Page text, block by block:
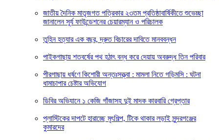
জাতীয় দৈনিক মাতৃজগত পত্রিকার ২৩তম প্রতিষ্ঠাবার্ষিকীতে শুভেচ্ছা
জানালেন সূর্য ফাউন্ডেশনের চেয়ারম্যান ও পরিচালক
তুহিন হত্যার এক বছর, দ্রুত বিচারের দাবিতে মানববন্ধন
পাইকগাছায় শতবর্ষের পথ হঠাৎ বন্ধ করে দেয়ায় অবরুদ্ধ তিন পরিবার
পীরগাছায় ধর্ষণে কিশোরী অন্তঃসত্ত্বা : মামলা নিতে গড়িমসি : ঘটনা
ধামাচাপার চেষ্টার অভিযোগ
ডিবির অভিযানে ১ কেজি গাঁজাসহ দুই মাদক কারবারি গ্রেপ্তার
প্লাস্টিকের দাপটে হারাচ্ছে মৃৎশিল্প, টিকে থাকার লড়াই সুন্দরগঞ্জের
কুমারদের